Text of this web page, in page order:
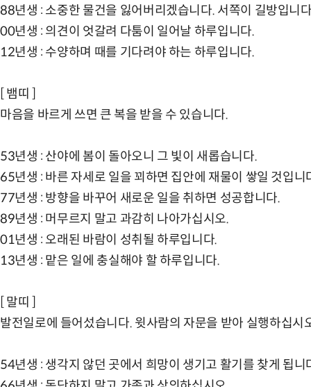
88년생 : 소중한 물건을 잃어버리겠습니다. 서쪽이 길방입니
00년생 : 의견이 엇갈려 다툼이 일어날 하루입니다.
12년생 : 수양하며 때를 기다려야 하는 하루입니다.
[ 뱀띠 ]
마음을 바르게 쓰면 큰 복을 받을 수 있습니다.
53년생 : 산야에 봄이 돌아오니 그 빛이 새롭습니다.
65년생 : 바른 자세로 일을 꾀하면 집안에 재물이 쌓일 것입니
77년생 : 방향을 바꾸어 새로운 일을 취하면 성공합니다.
89년생 : 머무르지 말고 과감히 나아가십시오.
01년생 : 오래된 바람이 성취될 하루입니다.
13년생 : 맡은 일에 충실해야 할 하루입니다.
[ 말띠 ]
발전일로에 들어섰습니다. 윗사람의 자문을 받아 실행하십시
54년생 : 생각지 않던 곳에서 희망이 생기고 활기를 찾게 됩니